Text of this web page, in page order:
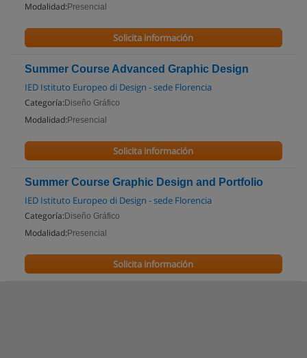
Modalidad: Presencial
Solicita información
Summer Course Advanced Graphic Design
IED Istituto Europeo di Design - sede Florencia
Categoría: Diseño Gráfico
Modalidad: Presencial
Solicita información
Summer Course Graphic Design and Portfolio
IED Istituto Europeo di Design - sede Florencia
Categoría: Diseño Gráfico
Modalidad: Presencial
Solicita información